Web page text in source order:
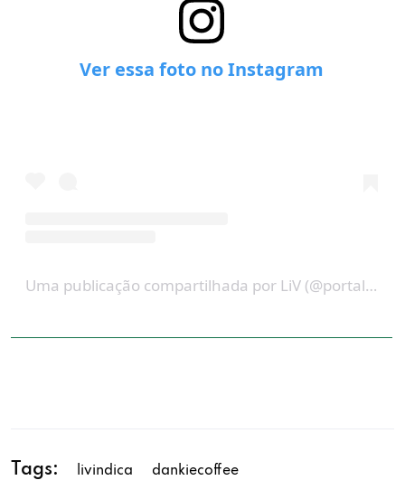
Ver essa foto no Instagram
Uma publicação compartilhada por LiV (@portalerevistaliv)
Tags: livindica dankiecoffee